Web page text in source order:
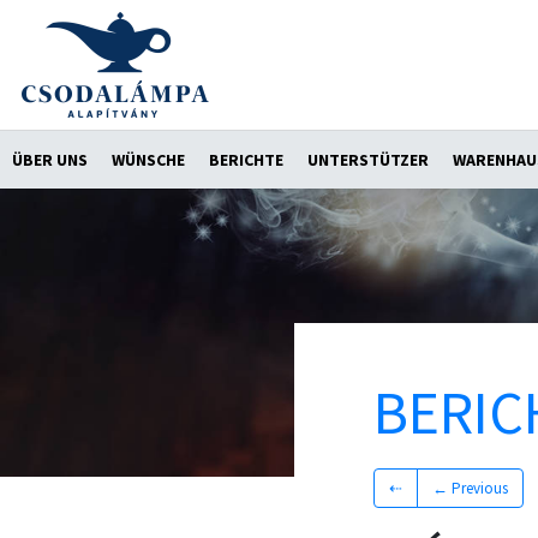
ÜBER UNS WÜNSCHE BERICHTE UNTERSTÜTZER
⇠ ← Previous